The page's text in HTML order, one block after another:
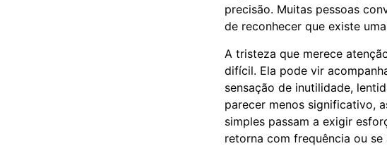
precisão. Muitas pessoas
de reconhecer que existe
A tristeza que merece
difícil. Ela pode vir
sensação de inutilidade,
parecer menos significativo,
simples passam a exigir
retorna com frequência ou